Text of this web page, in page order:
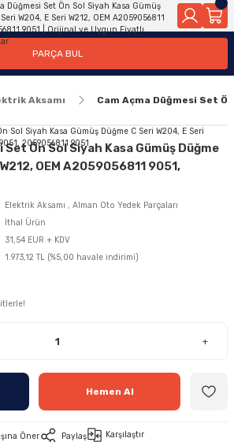
Geri Dön
Geri Dön
Geri Dön
Motor Elektrik
Ateşleme Buji Bobin Buji Kablosu
Alternatör Marş Motoru
Geri Dön
Geri Dön
Geri Dön
Geri Dön
Geri Dön
Geri Dön
PARÇA BUL
Aksamı Cam Açma Düğmesi Set
Set Ön Sol Siyah Kasa Gümüş Düğme
OEM A2059056811 9051,
Elektrik Aksamı , Alman Oto Yedek Parçaları
İthal Ürün
31,54 EUR + KDV
1.973,12 TL (%5,00 havale indirimi)
+
Hemen Al
Öner Paylaş Karşılaştır